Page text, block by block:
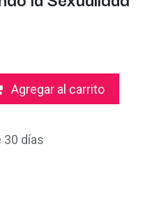
Agregar al carrito
30 días